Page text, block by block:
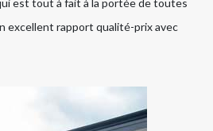
excellent rapport qualité-prix avec